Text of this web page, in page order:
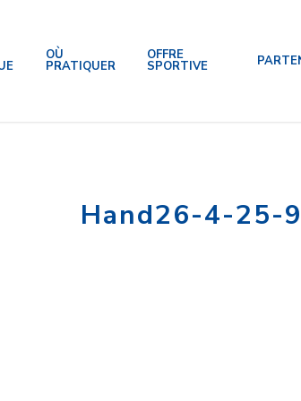
OÙ
PRATIQUER
OFFRE
SPORTIVE
Hand26-4-25-